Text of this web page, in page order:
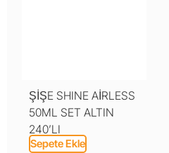
ŞİŞE SHINE AİRLESS
50ML SET ALTIN
240’LI
Sepete Ekle